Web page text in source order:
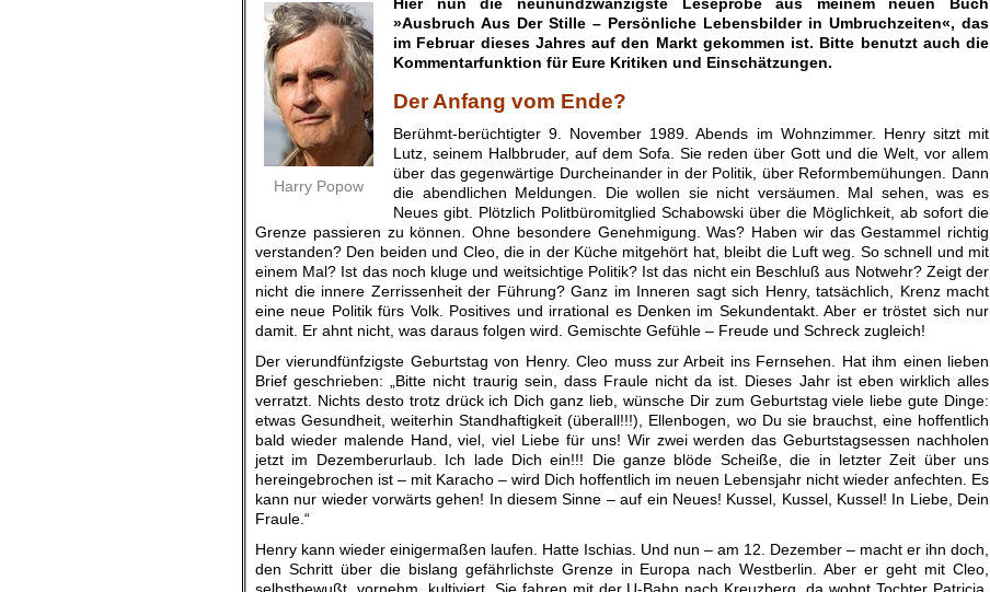
Harry Popow
»Ausbruch Aus Der Stille – Persönliche Lebensbilder in Umbruchzeiten«, das
im Februar dieses Jahres auf den Markt gekommen ist. Bitte benutzt auch die
Kommentarfunktion für Eure Kritiken und Einschätzungen.
Der Anfang vom Ende?
Berühmt-berüchtigter 9. November 1989. Abends im Wohnzimmer. Henry sitzt mit
Lutz, seinem Halbbruder, auf dem Sofa. Sie reden über Gott und die Welt, vor allem
über das gegenwärtige Durcheinander in der Politik, über Reformbemühungen. Dann
die abendlichen Meldungen. Die wollen sie nicht versäumen. Mal sehen, was es
Neues gibt. Plötzlich Politbüromitglied Schabowski über die Möglichkeit, ab sofort die
Grenze passieren zu können. Ohne besondere Genehmigung. Was? Haben wir das Gestammel richtig
verstanden? Den beiden und Cleo, die in der Küche mitgehört hat, bleibt die Luft weg. So schnell und mit
einem Mal? Ist das noch kluge und weitsichtige Politik? Ist das nicht ein Beschluß aus Notwehr? Zeigt der
nicht die innere Zerrissenheit der Führung? Ganz im Inneren sagt sich Henry, tatsächlich, Krenz macht
eine neue Politik fürs Volk. Positives und irrational es Denken im Sekundentakt. Aber er tröstet sich nur
damit. Er ahnt nicht, was daraus folgen wird. Gemischte Gefühle – Freude und Schreck zugleich!
Der vierundfünfzigste Geburtstag von Henry. Cleo muss zur Arbeit ins Fernsehen. Hat ihm einen lieben
Brief geschrieben: „Bitte nicht traurig sein, dass Fraule nicht da ist. Dieses Jahr ist eben wirklich alles
verratzt. Nichts desto trotz drück ich Dich ganz lieb, wünsche Dir zum Geburtstag viele liebe gute Dinge:
etwas Gesundheit, weiterhin Standhaftigkeit (überall!!!), Ellenbogen, wo Du sie brauchst, eine hoffentlich
bald wieder malende Hand, viel, viel Liebe für uns! Wir zwei werden das Geburtstagsessen nachholen
jetzt im Dezemberurlaub. Ich lade Dich ein!!! Die ganze blöde Scheiße, die in letzter Zeit über uns
hereingebrochen ist – mit Karacho – wird Dich hoffentlich im neuen Lebensjahr nicht wieder anfechten. Es
kann nur wieder vorwärts gehen! In diesem Sinne – auf ein Neues! Kussel, Kussel, Kussel! In Liebe, Dein
Fraule.“
Henry kann wieder einigermaßen laufen. Hatte Ischias. Und nun – am 12. Dezember – macht er ihn doch,
den Schritt über die bislang gefährlichste Grenze in Europa nach Westberlin. Aber er geht mit Cleo,